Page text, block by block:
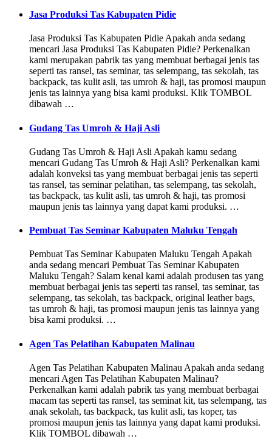
Jasa Produksi Tas Kabupaten Pidie
Jasa Produksi Tas Kabupaten Pidie Apakah anda sedang
mencari Jasa Produksi Tas Kabupaten Pidie? Perkenalkan
kami merupakan pabrik tas yang membuat berbagai jenis tas
seperti tas ransel, tas seminar, tas selempang, tas sekolah, tas
backpack, tas kulit asli, tas umroh & haji, tas promosi maupun
jenis tas lainnya yang bisa kami produksi. Klik TOMBOL
dibawah …
Gudang Tas Umroh & Haji Asli
Gudang Tas Umroh & Haji Asli Apakah kamu sedang
mencari Gudang Tas Umroh & Haji Asli? Perkenalkan kami
adalah konveksi tas yang membuat berbagai jenis tas seperti
tas ransel, tas seminar pelatihan, tas selempang, tas sekolah,
tas backpack, tas kulit asli, tas umroh & haji, tas promosi
maupun jenis tas lainnya yang dapat kami produksi. …
Pembuat Tas Seminar Kabupaten Maluku Tengah
Pembuat Tas Seminar Kabupaten Maluku Tengah Apakah
anda sedang mencari Pembuat Tas Seminar Kabupaten
Maluku Tengah? Salam kenal kami adalah produsen tas yang
membuat berbagai jenis tas seperti tas ransel, tas seminar, tas
selempang, tas sekolah, tas backpack, original leather bags,
tas umroh & haji, tas promosi maupun jenis tas lainnya yang
bisa kami produksi. …
Agen Tas Pelatihan Kabupaten Malinau
Agen Tas Pelatihan Kabupaten Malinau Apakah anda sedang
mencari Agen Tas Pelatihan Kabupaten Malinau?
Perkenalkan kami adalah pabrik tas yang membuat berbagai
macam tas seperti tas ransel, tas seminat kit, tas selempang, tas
anak sekolah, tas backpack, tas kulit asli, tas koper, tas
promosi maupun jenis tas lainnya yang dapat kami produksi.
Klik TOMBOL dibawah …